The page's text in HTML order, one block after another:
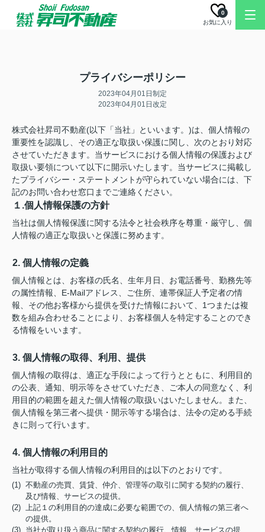
お気に入り
0
プライバシーポリシー
2023年04月01日制定
2023年04月01日改定
株式会社昇司不動産(以下「当社」といいます。)は、個人情報の
重要性を認識し、その適正な取扱い保護に関し、次のとおり対応
させていただきます。当サービスにおける個人情報の保護および
取扱い要領について以下に開示いたします。当サービスに掲載し
たプライバシー・ステートメントが守られていない場合には、下
記のお問い合わせ窓口までご連絡ください。
１.個人情報保護の方針
当社は個人情報保護に関する法令と社会秩序を尊重・厳守し、個
人情報の適正な取扱いと保護に努めます。
2. 個人情報の定義
個人情報とは、お客様の氏名、生年月日、お電話番号、勤務先等
の属性情報、E-Mailアドレス、ご住所、連帯保証人予定者の情
報、その他お客様から提供を受けた情報において、1つまたは複
数を組み合わせることにより、お客様個人を特定することのでき
る情報をいいます。
3. 個人情報の取得、利用、提供
個人情報の取得は、適正な手段によって行うとともに、利用目的
の公表、通知、明示等をさせていただき、ご本人の同意なく、利
用目的の範囲を超えた個人情報の取扱いはいたしません。また、
個人情報を第三者へ提供・開示等する場合は、法令の定める手続
きに則って行います。
4. 個人情報の利用目的
当社が取得する個人情報の利用目的は以下のとおりです。
(1) 不動産の売買、賃貸、仲介、管理等の取引に関する契約の履行、
及び情報、サービスの提供。
(2) 上記１の利用目的の達成に必要な範囲での、個人情報の第三者へ
の提供。
(3) 当社が取り扱う商品に関する契約の履行、情報、サービスの提